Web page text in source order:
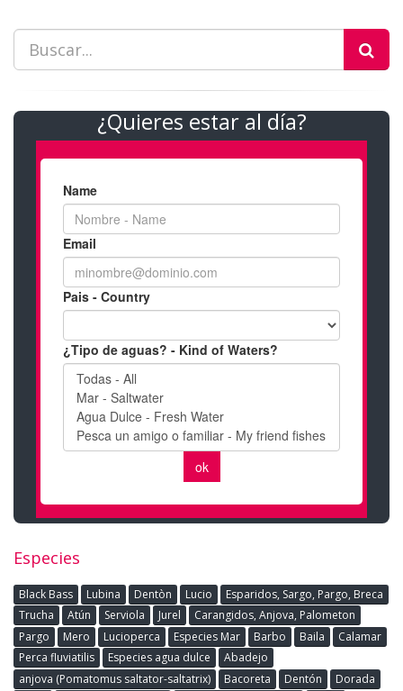
¿Quieres estar al día?
Especies
Black Bass Lubina Dentòn Lucio
Esparidos, Sargo, Pargo, Breca
Trucha
Atún Serviola Jurel
Carangidos, Anjova, Palometon
Pargo
Mero Lucioperca Especies Mar Barbo Baila
Calamar
Perca fluviatilis
Especies agua dulce
Abadejo
anjova (Pomatomus saltator-saltatrix)
Bacoreta Dentón
Dorada